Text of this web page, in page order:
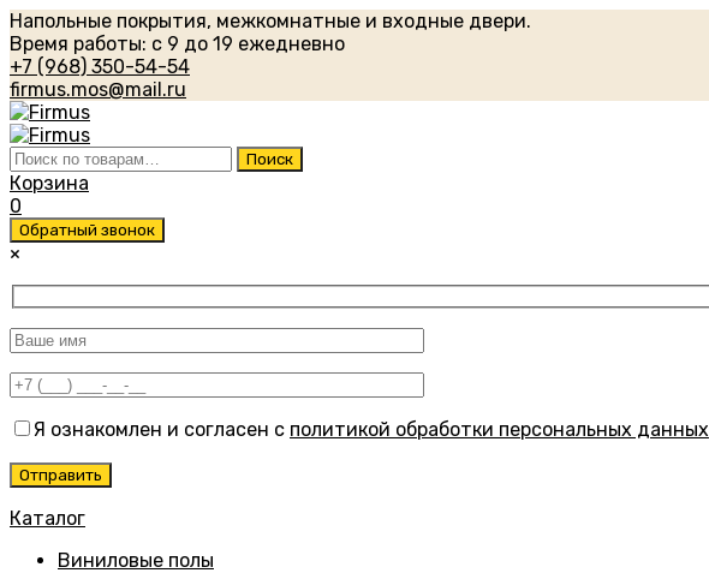
Напольные покрытия, межкомнатные и входные двери.
Время работы: с 9 до 19 ежедневно
+7 (968) 350-54-54
firmus.mos@mail.ru
Искать: Поиск
Корзина
0
Обратный звонок
×
Я ознакомлен и согласен с политикой обработки персональных данных
Каталог
Виниловые полы